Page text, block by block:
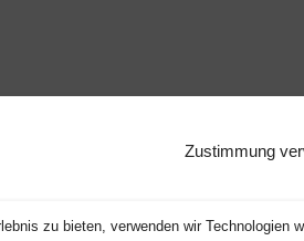
Zustimmung
zu bieten, verwenden wir Technologien